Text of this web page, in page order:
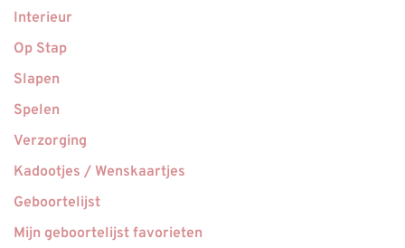
Interieur
Op Stap
Slapen
Spelen
Verzorging
Kadootjes / Wenskaartjes
Geboortelijst
Mijn geboortelijst favorieten